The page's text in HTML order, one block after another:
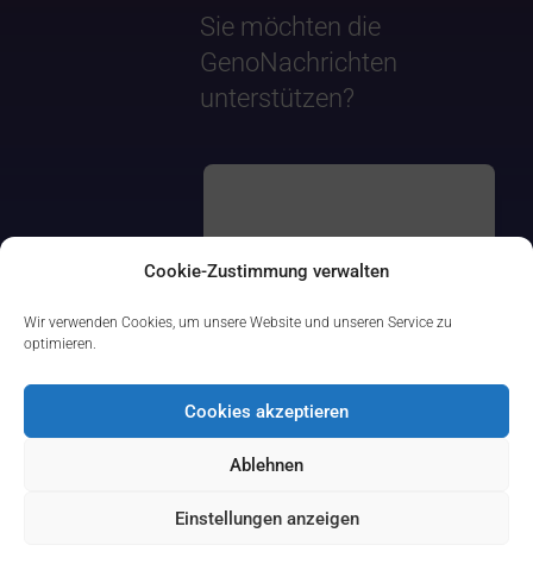
Cookie-Zustimmung verwalten
Wir verwenden Cookies, um unsere Website und unseren Service zu
optimieren.
Cookies akzeptieren
Ablehnen
Einstellungen anzeigen
Sie möchten die
GenoNachrichten
unterstützen?